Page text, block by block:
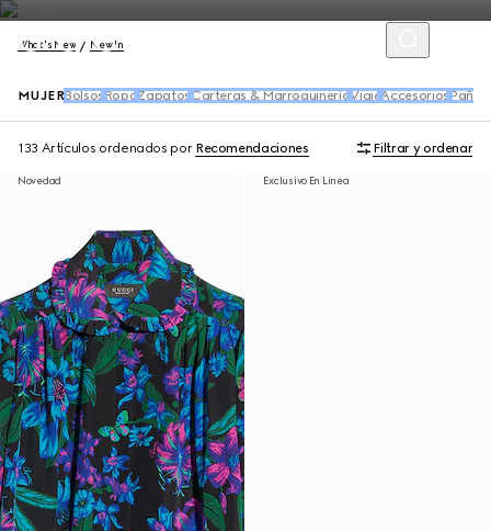
What's New New In
MUJERBolsos Ropa Zapatos Carteras & Marroquinería ViajeAccesorios
133 Artículos ordenados por Recomendaciones Filtrar y ordenar
Novedad Exclusivo En Línea